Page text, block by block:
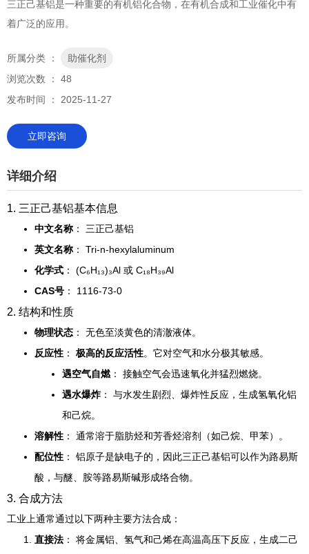
三正己基铝是一种重要的有机铝化合物，在有机合成和工业催化中有
着广泛的应用。
所属分类 ：
助催化剂
浏览次数 ： 48
发布时间 ： 2025-11-27
立即咨询
详细介绍
1. 三正己基铝基本信息
中文名称 ： 三正己基铝
英文名称 ： Tri-n-hexylaluminum
化学式 ： (C₆H₁₃)₃Al 或 C₁₈H₃₉Al
CAS号 ： 1116-73-0
2. 结构和性质
物理状态 ： 无色至淡黄色的清澈液体。
反应性 ： 极高的反应活性。它对空气和水分极其敏感。
遇空气自燃： 接触空气会迅速氧化并猛烈燃烧。
遇水爆炸： 与水发生剧烈、爆炸性反应，生成氢氧化铝
和己烷。
溶解性 ： 通常溶于脂肪烃和芳香烃溶剂（如己烷、甲苯）。
配位性 ： 铝原子是缺电子的，因此三正己基铝可以作为路易斯
酸，与醚、胺等路易斯碱形成络合物。
3. 合成方法
工业上通常通过以下两种主要方法合成：
直接法 ： 将金属铝、氢气和己烯在高温高压下反应，生成二己